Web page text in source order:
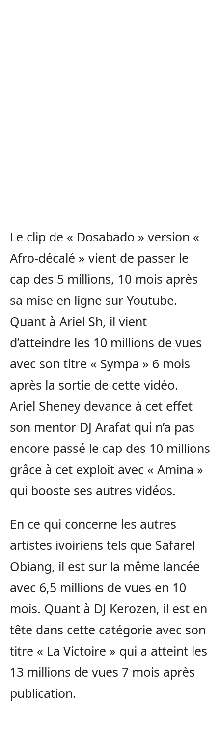
Le clip de « Dosabado » version «
Afro-décalé » vient de passer le
cap des 5 millions, 10 mois après
sa mise en ligne sur Youtube.
Quant à Ariel Sh, il vient
d’atteindre les 10 millions de vues
avec son titre « Sympa » 6 mois
après la sortie de cette vidéo.
Ariel Sheney devance à cet effet
son mentor DJ Arafat qui n’a pas
encore passé le cap des 10 millions
grâce à cet exploit avec « Amina »
qui booste ses autres vidéos.
En ce qui concerne les autres
artistes ivoiriens tels que Safarel
Obiang, il est sur la même lancée
avec 6,5 millions de vues en 10
mois. Quant à DJ Kerozen, il est en
tête dans cette catégorie avec son
titre « La Victoire » qui a atteint les
13 millions de vues 7 mois après
publication.